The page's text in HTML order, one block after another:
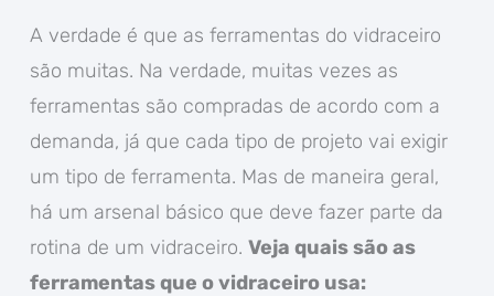
A verdade é que as ferramentas do vidraceiro
são muitas. Na verdade, muitas vezes as
ferramentas são compradas de acordo com a
demanda, já que cada tipo de projeto vai exigir
um tipo de ferramenta. Mas de maneira geral,
há um arsenal básico que deve fazer parte da
rotina de um vidraceiro. Veja quais são as
ferramentas que o vidraceiro usa: